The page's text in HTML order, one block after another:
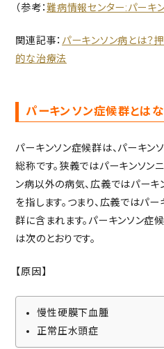
（参考：難病情報センター:パーキン
関連記事： パーキンソン病とは？
的な治療法
パーキンソン症候群とは
パーキンソン症候群は、パーキン
総称です。狭義ではパーキンソン
ン病以外の病気、広義ではパーキ
を指します。つまり、広義ではパ
群に含まれます。パーキンソン症
は次のとおりです。
【原因】
慢性硬膜下血腫
正常圧水頭症